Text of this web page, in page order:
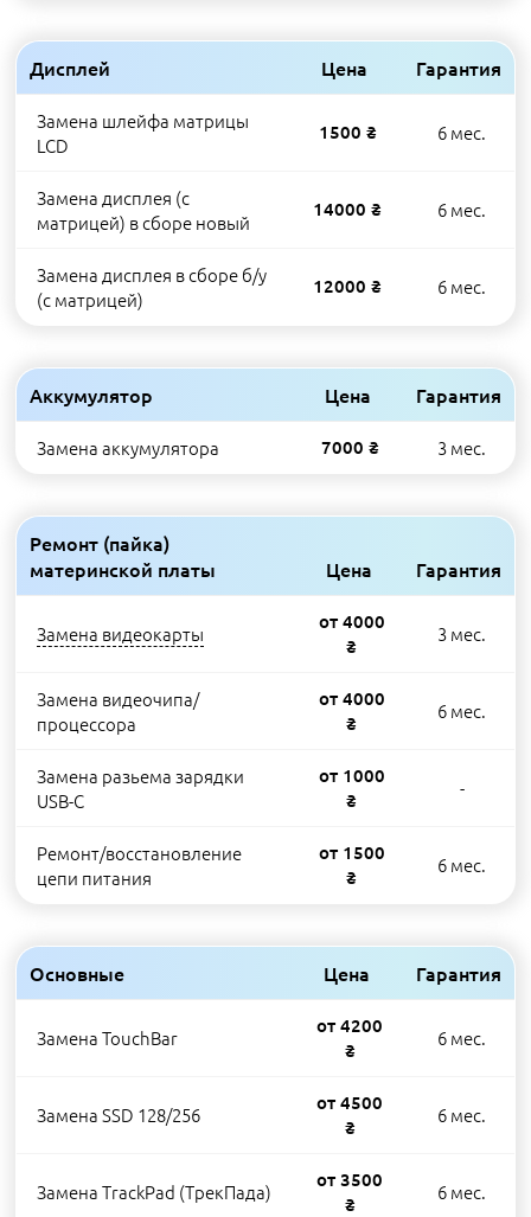
Дисплей Цена Гарантия
Замена шлейфа матрицы
LCD
1500 ₴ 6 мес.
Замена дисплея (с
матрицей) в сборе новый
14000 ₴ 6 мес.
Замена дисплея в сборе б/у
(с матрицей)
12000 ₴ 6 мес.
Аккумулятор Цена Гарантия
Замена аккумулятора 7000 ₴ 3 мес.
Ремонт (пайка)
материнской платы
Цена Гарантия
Замена видеокарты
от 4000
₴
3 мес.
Замена видеочипа/
процессора
от 4000
₴
6 мес.
Замена разьема зарядки
USB-C
от 1000
₴
-
Ремонт/восстановление
цепи питания
от 1500
₴
6 мес.
Основные Цена Гарантия
Замена TouchBar
от 4200
₴
6 мес.
Замена SSD 128/256
от 4500
₴
6 мес.
Замена TrackPad (ТрекПада)
от 3500
₴
6 мес.